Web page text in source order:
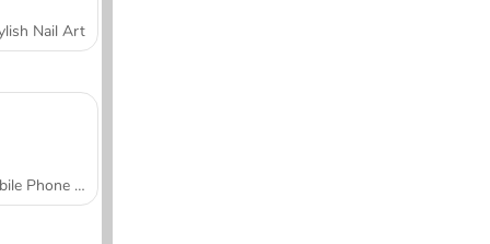
Nail Art
Mobile Phone Case Design & DIY